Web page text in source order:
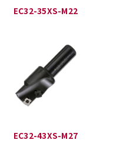
EC32-35XS-M22
EC32-43XS-M27